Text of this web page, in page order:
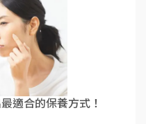
適合的保養方式！